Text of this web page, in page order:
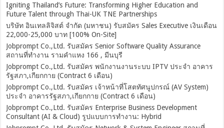
Igniting Thailand’s Future: Transforming Higher Education and
Future Talent through Thai-UK TNE Partnerships
บริษัท อินเทลลิจิสต์ จำกัด (มหาชน) รับสมัคร Sales Executive เงินเดือน
22,000-25,000 บาท [100% On-Site]
Jobprompt Co.,Ltd. รับสมัคร Senior Software Quality Assurance
สถานที่ทำงาน รามคำแหง 166 , มีนบุรี
Jobprompt Co.,Ltd. รับสมัคร พนักงานงานระบบ IPTV ประจำ อาคาร
รัฐสภา,เกียกกาย (Contract 6 เดือน)
Jobprompt Co.,Ltd. รับสมัคร เจ้าหน้าที่โสตทัศนูปกรณ์ (AV System)
ประจำ อาคารรัฐสภา,เกียกกาย (Contract 6 เดือน)
Jobprompt Co.,Ltd. รับสมัคร Enterprise Business Development
Consultant (AI & Cloud) รูปแบบการทำงาน: Hybrid